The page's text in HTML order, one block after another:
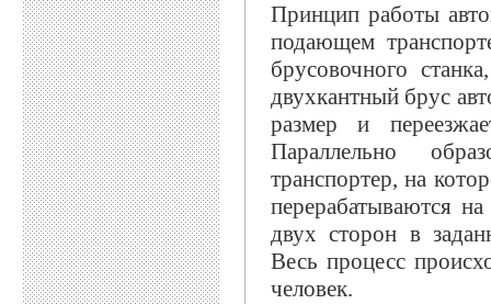
Принцип работы
подающем
брусовочного
двухкантный брус
размер и
Параллельно
транспортер, на
перерабатываются
двух сторон в
Весь процесс
человек.